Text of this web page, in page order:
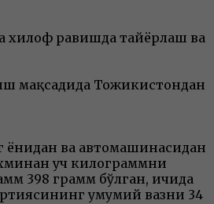
хилоф равишда тайёрлаш ва
мақсадида Тожикистондан
ёнидан ва автомашинасидан
уч килограммни
398 грамм бўлган, ичида
умумий вазни 34